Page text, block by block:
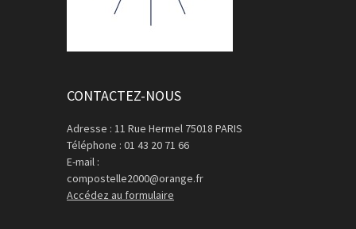
CONTACTEZ-NOUS
Adresse : 11 Rue Hermel 75018 PARIS
Téléphone : 01 43 20 71 66
E-mail :
compostelle2000@orange.fr
Accédez au formulaire